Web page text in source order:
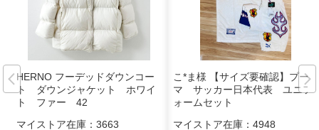
HERNO フーデッドダウンコー
ト ダウンジャケット ホワイ
ト ファー 42
マイストア在庫： 3663
こ*ま様 【サイズ要確認】プー
マ サッカー日本代表 ユニフ
ォームセット
マイストア在庫： 4948